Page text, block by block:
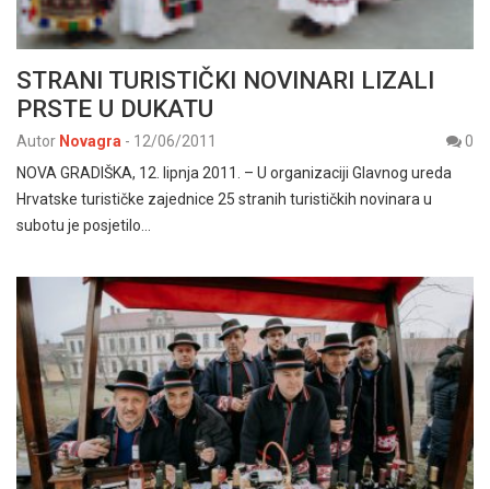
STRANI TURISTIČKI NOVINARI LIZALI
PRSTE U DUKATU
Autor Novagra - 12/06/2011
0
NOVA GRADIŠKA, 12. lipnja 2011. – U organizaciji Glavnog ureda
Hrvatske turističke zajednice 25 stranih turističkih novinara u
subotu je posjetilo…